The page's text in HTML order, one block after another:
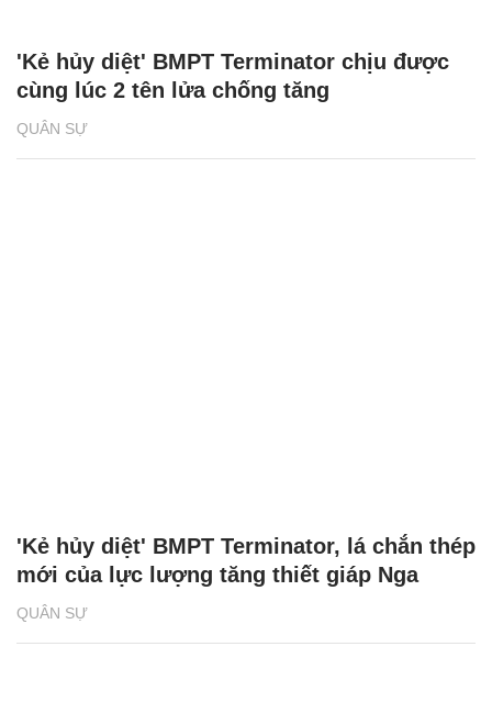
QUÂN SỰ
'Kẻ hủy diệt' BMPT Terminator chịu được
cùng lúc 2 tên lửa chống tăng
QUÂN SỰ
'Kẻ hủy diệt' BMPT Terminator, lá chắn thép
mới của lực lượng tăng thiết giáp Nga